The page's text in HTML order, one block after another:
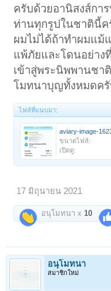
ครับด้วยอานิสงส์ก
ท่านทุกรูปในชาตินี้ค
ผมไม่ได้ถ้าทำผมแม้
แพ้ภัยและโดนอย่าง
เข้าสู่พระนิพพานชา
โมทนาบุญทั้งหมดครั
ไฟล์ที่แนบมา:
aviary-image-
ขนาดไฟล์:
เปิดดู:
17 มิถุนายน 2021
อนุโมทนา x 10
อนุโมทนา
สมาชิกใหม่